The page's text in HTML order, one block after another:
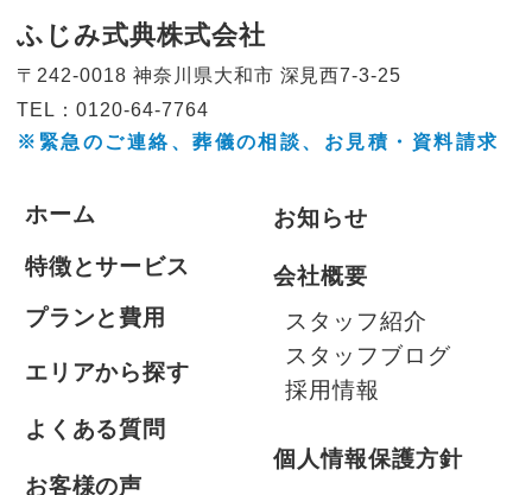
ふじみ式典株式会社
〒242-0018 神奈川県大和市 深見西7-3-25
TEL：0120-64-7764
※緊急のご連絡、葬儀の相談、 お見積・資料請求
ホーム
特徴とサービス
プランと費用
エリアから探す
よくある質問
お客様の声
お知らせ
会社概要
スタッフ紹介
スタッフブログ
採用情報
個人情報保護方針